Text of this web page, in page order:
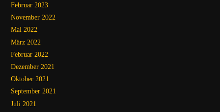
Februar 2023
November 2022
Mai 2022
März 2022
Februar 2022
Dezember 2021
Oktober 2021
September 2021
Juli 2021